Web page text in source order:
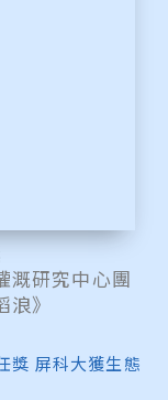
溉研究中心團
》
獎 屏科大獲生態